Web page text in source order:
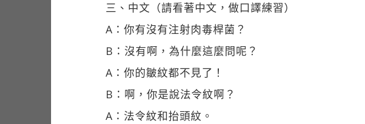
三、中文（請看著中文，做口譯練習）
A：你有沒有注射肉毒桿菌？
B：沒有啊，為什麼這麼問呢？
A：你的皺紋都不見了！
B：啊，你是說法令紋啊？
A：法令紋和抬頭紋。